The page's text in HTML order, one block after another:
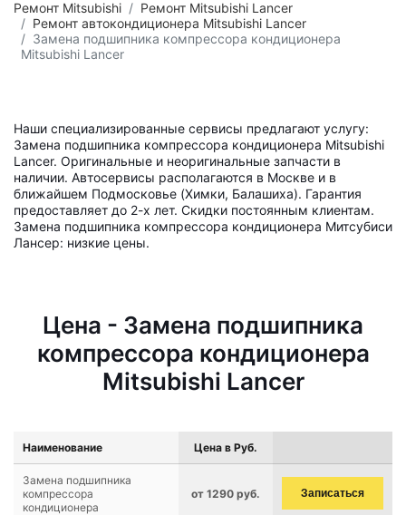
Ремонт Mitsubishi
Ремонт Mitsubishi Lancer
Ремонт автокондиционера Mitsubishi Lancer
Замена подшипника компрессора кондиционера
Mitsubishi Lancer
Наши специализированные сервисы предлагают услугу:
Замена подшипника компрессора кондиционера Mitsubishi
Lancer. Оригинальные и неоригинальные запчасти в
наличии. Автосервисы располагаются в Москве и в
ближайшем Подмосковье (Химки, Балашиха). Гарантия
предоставляет до 2-х лет. Скидки постоянным клиентам.
Замена подшипника компрессора кондиционера Митсубиси
Лансер: низкие цены.
Цена - Замена подшипника
компрессора кондиционера
Mitsubishi Lancer
Наименование Цена в Руб.
Замена подшипника
компрессора
кондиционера
от 1290 руб. Записаться